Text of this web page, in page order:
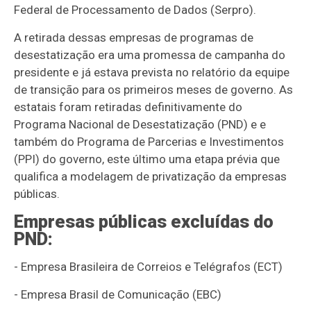
Federal de Processamento de Dados (Serpro).
A retirada dessas empresas de programas de
desestatização era uma promessa de campanha do
presidente e já estava prevista no relatório da equipe
de transição para os primeiros meses de governo. As
estatais foram retiradas definitivamente do
Programa Nacional de Desestatização (PND) e e
também do Programa de Parcerias e Investimentos
(PPI) do governo, este último uma etapa prévia que
qualifica a modelagem de privatização da empresas
públicas.
Empresas públicas excluídas do
PND:
- Empresa Brasileira de Correios e Telégrafos (ECT)
- Empresa Brasil de Comunicação (EBC)